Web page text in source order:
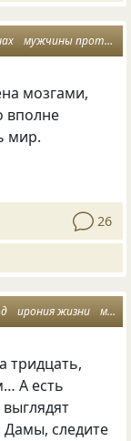
мужчины против женщин
мозгами,
вполне
мир.
26
ирония жизни мужчины о женщинах
тридцать,
А есть
Дамы, следите